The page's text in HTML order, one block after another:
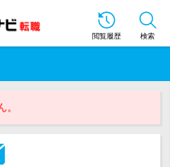
閲覧履歴 検索